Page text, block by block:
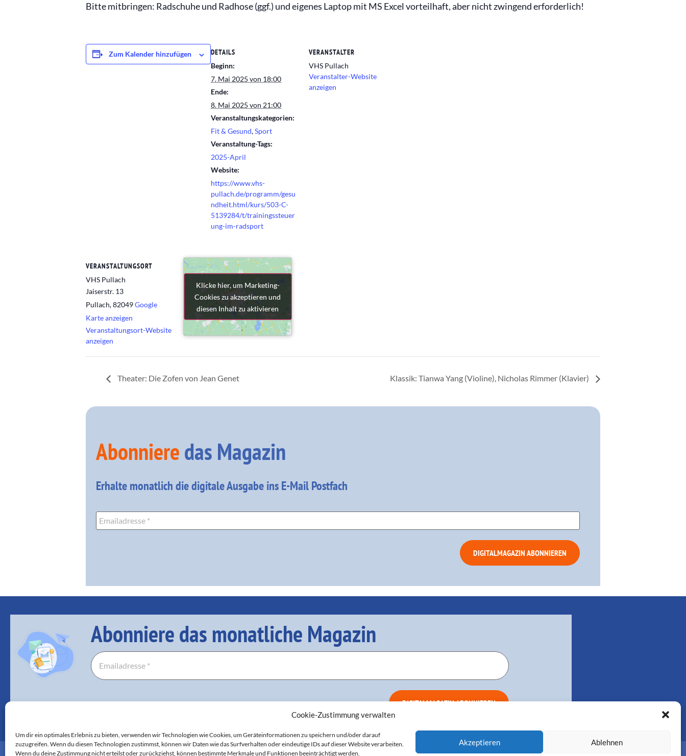
Cookie-Zustimmung verwalten
Um dir ein optimales Erlebnis zu bieten, verwenden wir Technologien wie Cookies, um Geräteinformationen zu speichern und/oder darauf
zuzugreifen. Wenn du diesen Technologien zustimmst, können wir Daten wie das Surfverhalten oder eindeutige IDs auf dieser Website verarbeiten.
Wenn du deine Zustimmung nicht erteilst oder zurückziehst, können bestimmte Merkmale und Funktionen beeinträchtigt werden.
Akzeptieren Ablehnen
Bitte mitbringen: Radschuhe und Radhose (ggf.) und eigenes Laptop mit MS Excel vorteilhaft, aber nicht zwingend erforderlich!
Zum Kalender hinzufügen DETAILS
Beginn:
7. Mai 2025 von 18:00
Ende:
8. Mai 2025 von 21:00
Veranstaltungskategorien:
Fit & Gesund,Sport
Veranstaltung-Tags:
2025-April
Website:
https://www.vhs-
pullach.de/programm/gesu
ndheit.html/kurs/503-C-
5139284/t/trainingssteuer
ung-im-radsport
VERANSTALTER
VHS Pullach
Veranstalter-Website
anzeigen
VERANSTALTUNGSORT
VHS Pullach
Jaiserstr. 13
Pullach,82049Google
Karte anzeigen
Veranstaltungsort-Website
anzeigen
Klicke hier, um Marketing-
Cookies zu akzeptieren und
diesen Inhalt zu aktivieren
Klicke hier, um Marketing-
Cookies zu akzeptieren und
diesen Inhalt zu aktivieren
Theater: Die Zofen von Jean Genet Klassik: Tianwa Yang (Violine), Nicholas Rimmer (Klavier)
Abonnieredas Magazin
Erhalte monatlich die digitale Ausgabe ins E-Mail Postfach
Abonniere das monatliche Magazin